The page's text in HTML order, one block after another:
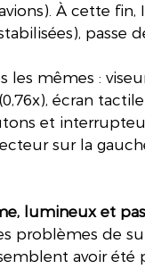
À cette fin,
passe
les mêmes :
écran
et
sur la
lumineux et
problèmes de
avoir été